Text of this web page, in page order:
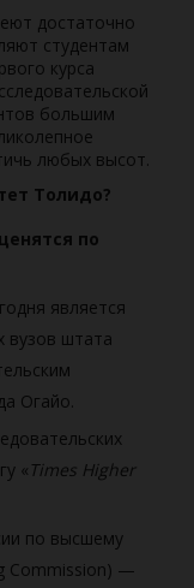
достаточно
студентам
курса
большим
любых высот.
Толидо?
по
является
вузов штата
Огайо.
« Times Higher
по высшему
Commission) —